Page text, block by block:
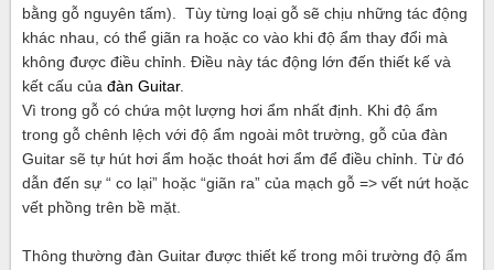
bằng gỗ nguyên tấm). Tùy từng loại gỗ sẽ chịu những tác động
khác nhau, có thể giãn ra hoặc co vào khi độ ẩm thay đổi mà
không được điều chỉnh. Điều này tác động lớn đến thiết kế và
kết cấu của đàn Guitar.
Vì trong gỗ có chứa một lượng hơi ẩm nhất định. Khi độ ẩm
trong gỗ chênh lệch với độ ẩm ngoài môt trường, gỗ của đàn
Guitar sẽ tự hút hơi ẩm hoặc thoát hơi ẩm để điều chỉnh. Từ đó
dẫn đến sự “ co lại” hoặc “giãn ra” của mạch gỗ => vết nứt hoặc
vết phồng trên bề mặt.
Thông thường đàn Guitar được thiết kế trong môi trường độ ẩm